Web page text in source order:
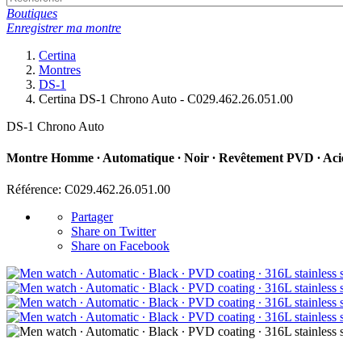
Boutiques
Enregistrer ma montre
Certina
Montres
DS-1
Certina DS-1 Chrono Auto - C029.462.26.051.00
DS-1 Chrono Auto
Montre Homme ∙ Automatique ∙ Noir ∙ Revêtement PVD ∙
Référence: C029.462.26.051.00
Partager
Share on Twitter
Share on Facebook